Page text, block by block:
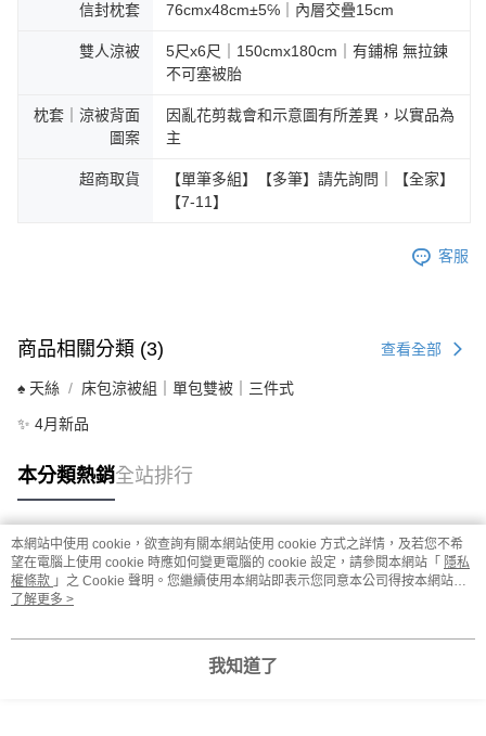
信封枕套 76cmx48cm±5℅｜內層交疊15cm
雙人涼被
5尺x6尺｜150cmx180cm｜有鋪棉 無拉鍊
不可塞被胎
枕套｜涼被背面
圖案
因亂花剪裁會和示意圖有所差異，以實品為
主
超商取貨
【單筆多組】【多筆】請先詢問｜【全家】
【7-11】
客服
商品相關分類 (3) 查看全部
♠ 天絲 床包涼被組｜單包雙被｜三件式
✨ 4月新品
本分類熱銷全站排行
熱門標籤
本網站中使用 cookie，欲查詢有關本網站使用 cookie 方式之詳情，及若您不希
望在電腦上使用 cookie 時應如何變更電腦的 cookie 設定，請參閱本網站「 隱私
權條款 」之 Cookie 聲明。您繼續使用本網站即表示您同意本公司得按本網站使
用條款之 Cookie 聲明使用 cookie。
了解更多 >
我知道了